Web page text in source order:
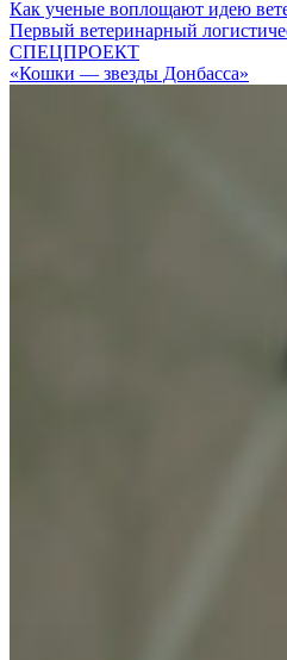
Как ученые воплощают идею
Первый ветеринарный
СПЕЦПРОЕКТ
«Кошки — звезды Донбасса»